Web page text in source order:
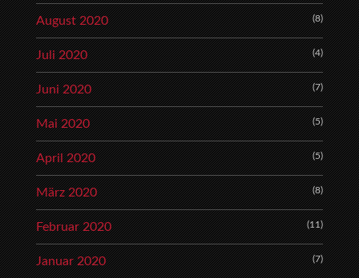
August 2020 (8)
Juli 2020 (4)
Juni 2020 (7)
Mai 2020 (5)
April 2020 (5)
März 2020 (8)
Februar 2020 (11)
Januar 2020 (7)